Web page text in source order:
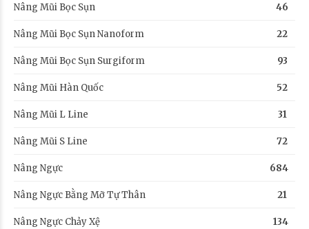
Nâng Mũi Bọc Sụn 46
Nâng Mũi Bọc Sụn Nanoform 22
Nâng Mũi Bọc Sụn Surgiform 93
Nâng Mũi Hàn Quốc 52
Nâng Mũi L Line 31
Nâng Mũi S Line 72
Nâng Ngực 684
Nâng Ngực Bằng Mỡ Tự Thân 21
Nâng Ngực Chảy Xệ 134